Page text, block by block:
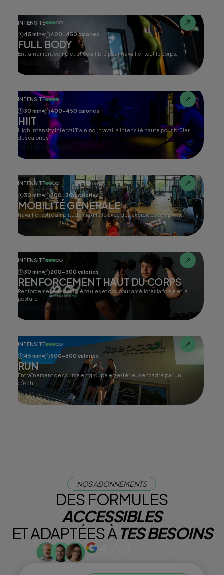
INTENSITÉ
45 min
400-450 calories
FULL BODY
Entraînement complet et équilibré pour travailler tout le corps.
Tester ce cours
INTENSITÉ
30 min
400-450 calories
HIIT
High Intensity Interval Training , travail à intensité haute pour brûler
des calories.
Tester ce cours
INTENSITÉ
30 min
200-300 calories
MOBILITÉ GÉNERALE
travailler votre amplitude maximale avec des exercices complets.
Tester ce cours
INTENSITÉ
30 min
200-300 calories
RENFORCEMENT HAUT DU CORPS
Renforcement des bras, épaules et dos pour améliorer la force et la
posture
Tester ce cours
INTENSITÉ
45 min
500-600 calories
RUN
Entraînement de course en groupe en extérieur encadré par un
coach.
Tester ce cours
NOS ABONNEMENTS
DES FORMULES
ACCESSIBLES
ET ADAPTÉES ÀTES BESOINS